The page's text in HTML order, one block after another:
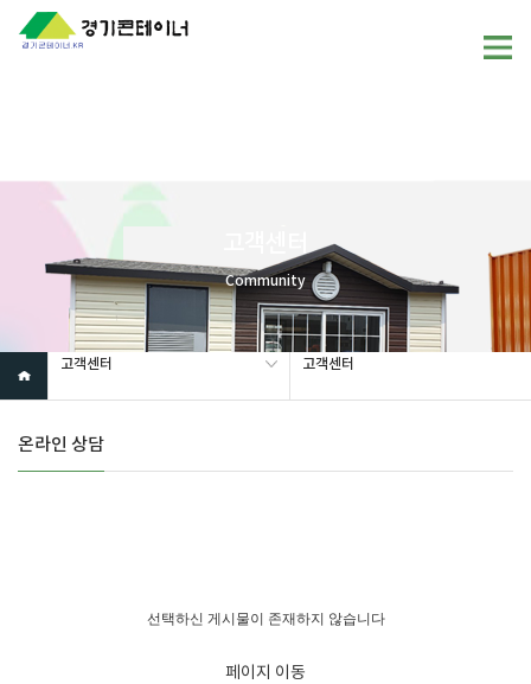
Warning: mysql_fetch_array(): supplied argument is not a valid
MySQL result resource in
/home/gunggictr/gungboard/view.php
Community
고객센터 고객센터
온라인 상담
선택하신 게시물이 존재하지 않습니다
페이지 이동